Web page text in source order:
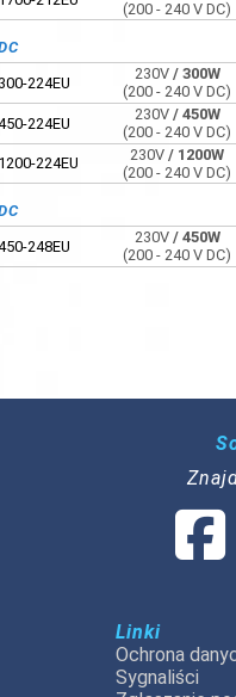
(200 - 240 V DC)
224EU
230V / 300W
(200 - 240 V DC)
224EU
230V / 450W
(200 - 240 V DC)
224EU 230V/ 1200W
(200 - 240 V DC)
248EU
230V / 450W
(200 - 240 V DC)
Linki
Ochrona
Sygnaliści